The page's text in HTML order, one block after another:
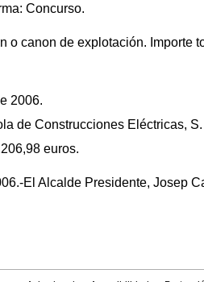
Concurso.
o canon de explotación. Importe
2006.
de Construcciones Eléctricas,
euros.
El Alcalde Presidente, Josep